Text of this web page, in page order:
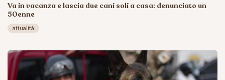
Va in vacanza e lascia due cani soli a casa: denunciato un
50enne
attualità